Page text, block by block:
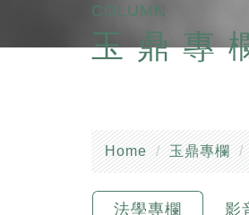
COLUMN
玉鼎專
Home 玉鼎專欄
法學專欄 影